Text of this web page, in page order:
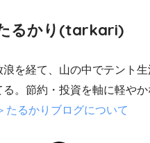
るかり(tarkari)
浪を経て、山の中でテント
る。節約・投資を軸に軽や
たるかりブログについて